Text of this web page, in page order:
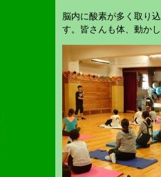
脳内に酸素が多く取り
す。皆さんも体、動か